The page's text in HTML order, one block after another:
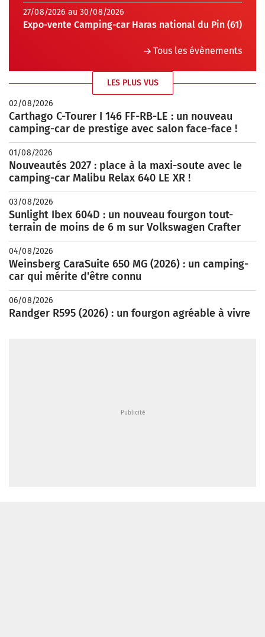
27/08/2026 au 30/08/2026
Expo-vente Camping-car Haras national du Pin (61)
Tous les évènements
LES PLUS VUS
02/08/2026
Carthago C-Tourer I 146 FF-RB-LE : un nouveau
camping-car de prestige avec salon face-face !
01/08/2026
Nouveautés 2027 : place à la maxi-soute avec le
camping-car Malibu Relax 640 LE XR !
03/08/2026
Sunlight Ibex 604D : un nouveau fourgon tout-
terrain de moins de 6 m sur Volkswagen Crafter
04/08/2026
Weinsberg CaraSuite 650 MG (2026) : un camping-
car qui mérite d'être connu
06/08/2026
Randger R595 (2026) : un fourgon agréable à vivre